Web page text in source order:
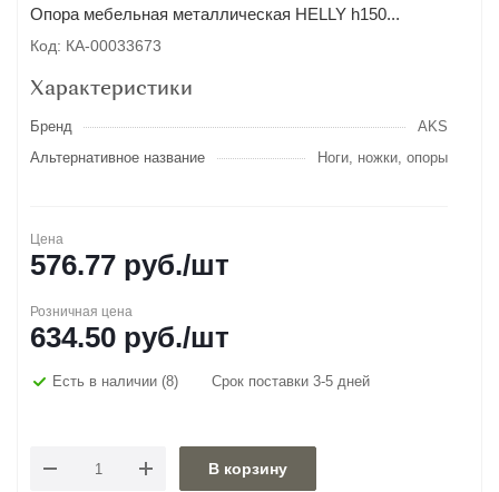
Опора мебельная металлическая HELLY h150...
Код: КА-00033673
Характеристики
Бренд
AKS
Альтернативное название
Ноги, ножки, опоры
Цена
576.77 руб./шт
Розничная цена
634.50 руб./шт
Есть в наличии (8) Срок поставки 3-5 дней
В корзину